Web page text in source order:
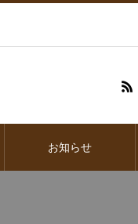
お知らせ